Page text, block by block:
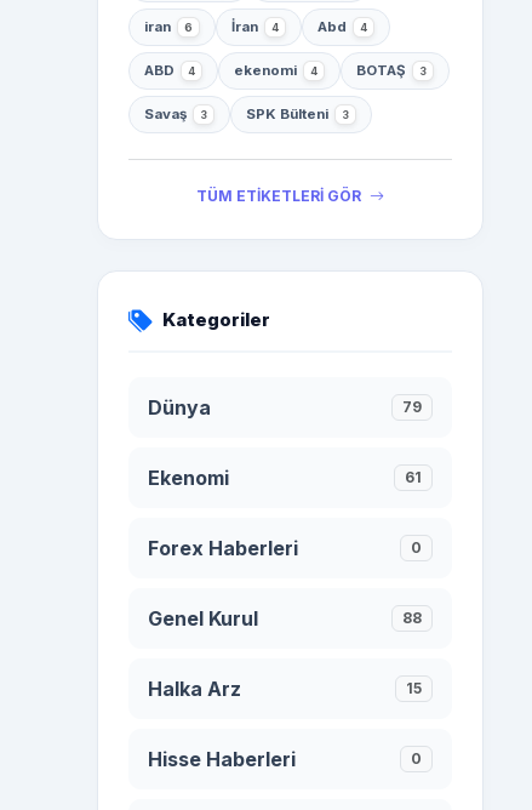
iran 6 İran 4 Abd 4
ABD 4 ekenomi 4 BOTAŞ 3
Savaş 3 SPK Bülteni 3
TÜM ETİKETLERİ GÖR
Kategoriler
Dünya 79
Ekenomi 61
Forex Haberleri 0
Genel Kurul 88
Halka Arz 15
Hisse Haberleri 0